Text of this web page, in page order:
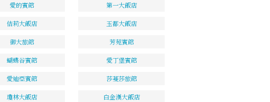
愛的賓館 第一大飯店
佶莉大飯店 玉都大飯店
御大旅館 芳苑賓館
蝴蝶谷賓館 愛丁堡賓館
愛迪亞賓館 莎蔓莎旅館
瓊林大飯店 白金漢大飯店